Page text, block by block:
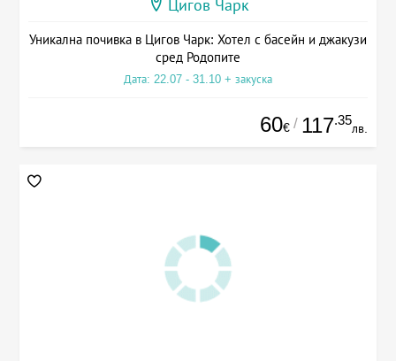
Цигов Чарк
Уникална почивка в Цигов Чарк: Хотел с басейн и джакузи
сред Родопите
Дата: 22.07 - 31.10 + закуска
60€ / 117.35
лв.